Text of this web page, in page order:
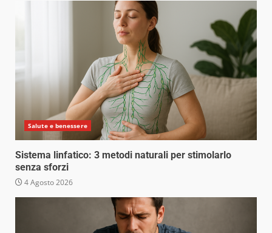
Salute e benessere
Sistema linfatico: 3 metodi naturali per stimolarlo
senza sforzi
4 Agosto 2026